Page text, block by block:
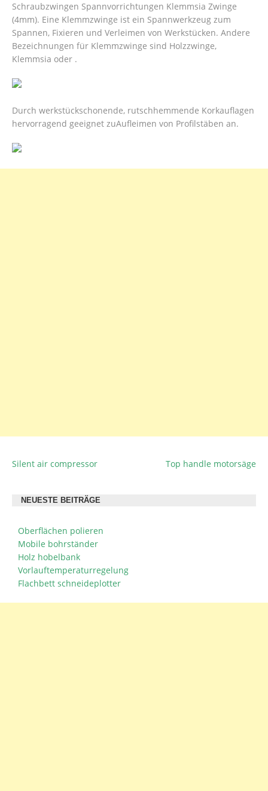
Schraubzwingen Spannvorrichtungen Klemmsia Zwinge
(4mm). Eine Klemmzwinge ist ein Spannwerkzeug zum
Spannen, Fixieren und Verleimen von Werkstücken. Andere
Bezeichnungen für Klemmzwinge sind Holzzwinge,
Klemmsia oder .
Durch werkstückschonende, rutschhemmende Korkauflagen
hervorragend geeignet zuAufleimen von Profilstäben an.
BEITRAGSNAVIGATION
Silent air compressor Top handle motorsäge
NEUESTE BEITRÄGE
Oberflächen polieren
Mobile bohrständer
Holz hobelbank
Vorlauftemperaturregelung
Flachbett schneideplotter